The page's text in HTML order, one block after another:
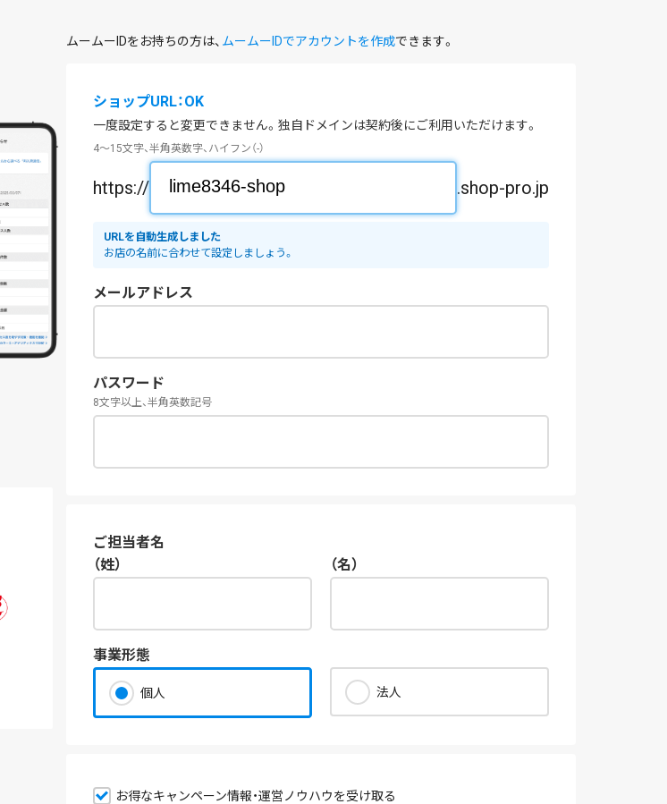
ムームーIDをお持ちの方は、 ムームーIDでアカウントを作成できます。
ショップURL：OK
一度設定すると変更できません。独自ドメインは契約後にご利用いただけます。
4～15文字、半角英数字、ハイフン（-）
https:// .shop-pro.jp
URLを自動生成しました
お店の名前に合わせて設定しましょう。
メールアドレス
パスワード
8文字以上、半角英数記号
ご担当者名
（姓）
（名）
事業形態
個人 法人
お得なキャンペーン情報・運営ノウハウを受け取る